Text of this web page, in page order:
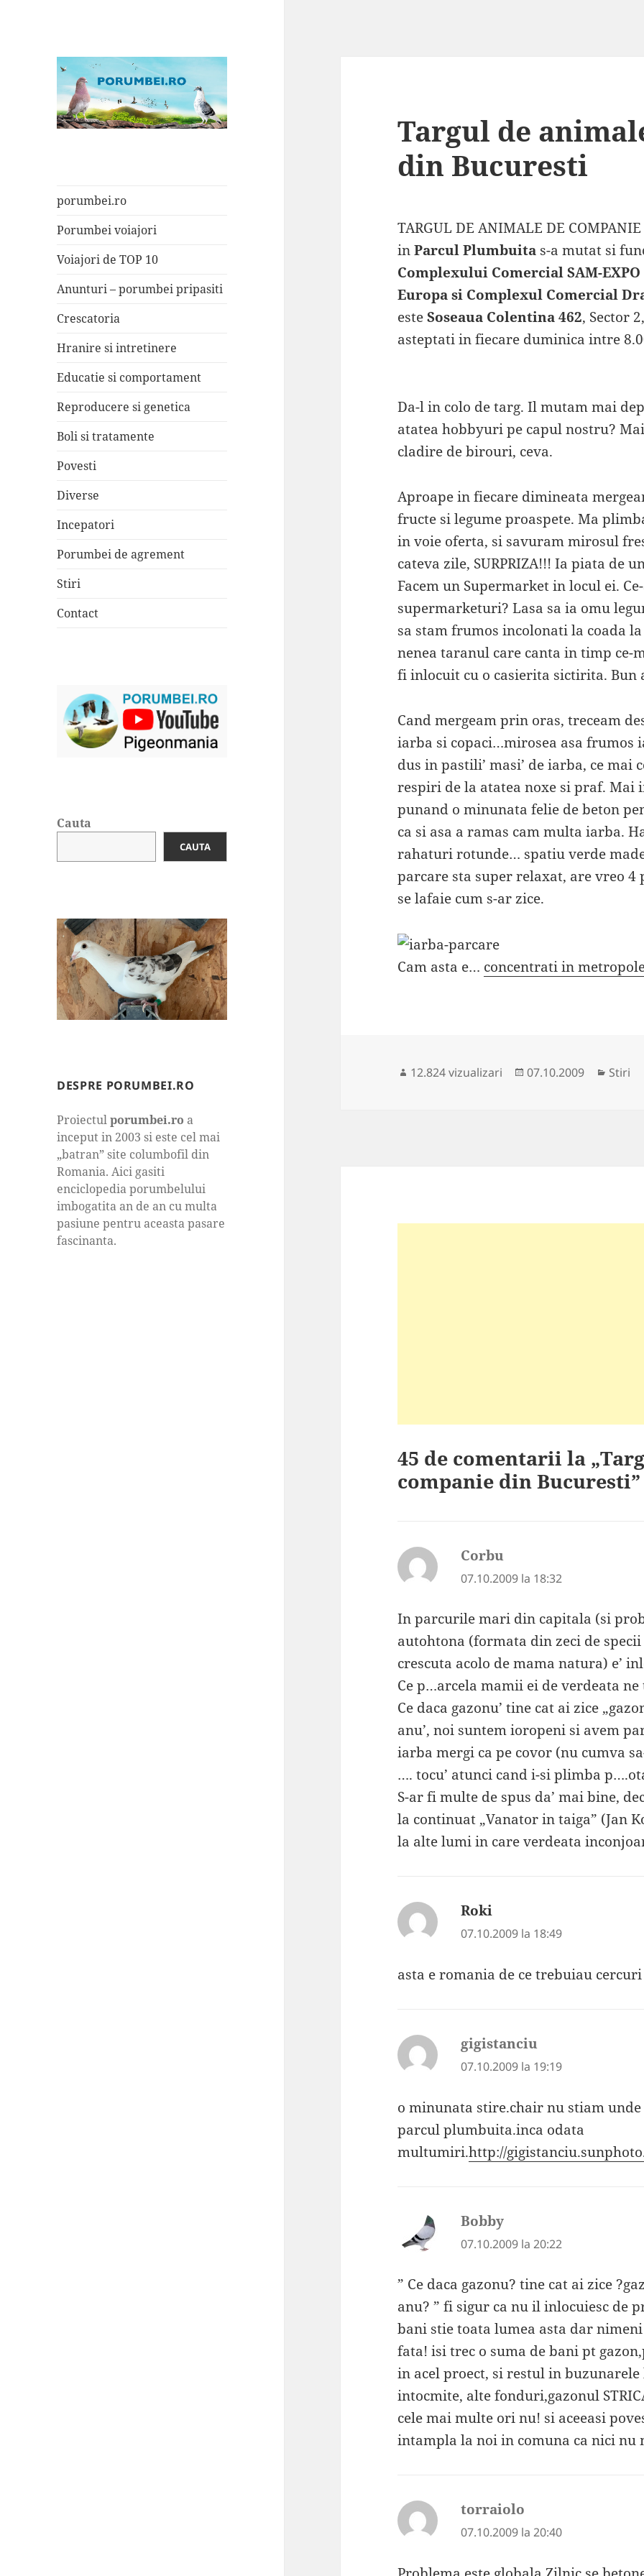
porumbei.ro
Porumbei voiajori
Voiajori de TOP 10
Anunturi – porumbei pripasiti
Crescatoria
Hranire si intretinere
Educatie si comportament
Reproducere si genetica
Boli si tratamente
Povesti
Diverse
Incepatori
Porumbei de agrement
Stiri
Contact
Cauta
CAUTA
DESPRE PORUMBEI.RO
Proiectulporumbei.ro a
inceput in 2003 si este cel mai
„batran” site columbofil din
Romania. Aici gasiti
enciclopedia porumbelului
imbogatita an de an cu multa
pasiune pentru aceasta pasare
fascinanta.
Targul de
din Bucuresti
TARGUL DE ANIMALE DE
inParcul Plumbuita s-a mutat si
Complexului Comercial SAM-
Europa si Complexul Comercial
esteSoseaua Colentina 462, Sector
asteptati in fiecare duminica intre
Da-l in colo de targ. Il mutam mai
atatea hobbyuri pe capul nostru?
cladire de birouri, ceva.
Aproape in fiecare dimineata
fructe si legume proaspete. Ma
in voie oferta, si savuram mirosul
cateva zile, SURPRIZA!!! Ia piata de
Facem un Supermarket in locul ei.
supermarketuri? Lasa sa ia omu
sa stam frumos incolonati la coada
nenea taranul care canta in timp ce-
fi inlocuit cu o casierita sictirita. Bun
Cand mergeam prin oras, treceam
iarba si copaci…mirosea asa frumos
dus in pastili’ masi’ de iarba, ce mai
respiri de la atatea noxe si praf. Mai
punand o minunata felie de beton
ca si asa a ramas cam multa iarba.
rahaturi rotunde… spatiu verde
parcare sta super relaxat, are vreo
se lafaie cum s-ar zice.
Cam asta e… concentrati in
12.824 vizualizari
Publicat
07.10.2009 Stiri
45 de comentarii la
companie din Bucuresti”
Corbu
07.10.2009 la 18:32
In parcurile mari din capitala (si
autohtona (formata din zeci de
crescuta acolo de mama natura) e’
Ce p…arcela mamii ei de verdeata
Ce daca gazonu’ tine cat ai zice
anu’, noi suntem ioropeni si avem
iarba mergi ca pe covor (nu cumva
…. tocu’ atunci cand i-si plimba
S-ar fi multe de spus da’ mai bine,
la continuat „Vanator in taiga” (Jan
la alte lumi in care verdeata
Roki
07.10.2009 la 18:49
asta e romania de ce trebuiau
gigistanciu
07.10.2009 la 19:19
o minunata stire.chair nu stiam
parcul plumbuita.inca odata
multumiri.http://
Bobby
07.10.2009 la 20:22
” Ce daca gazonu? tine cat ai zice
anu? ” fi sigur ca nu il inlocuiesc de
bani stie toata lumea asta dar
fata! isi trec o suma de bani pt
in acel proect, si restul in
intocmite, alte fonduri,gazonul
cele mai multe ori nu! si aceeasi
intampla la noi in comuna ca nici nu
torraiolo
07.10.2009 la 20:40